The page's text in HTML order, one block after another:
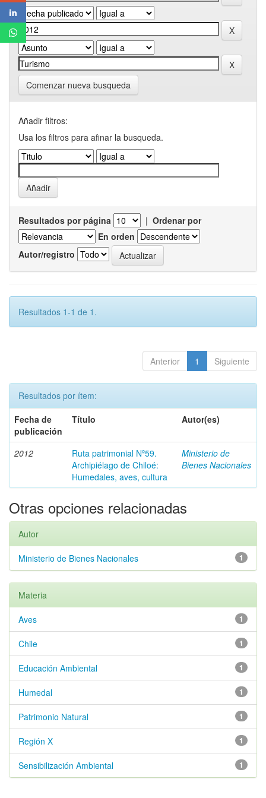
Comenzar nueva busqueda
Añadir filtros:
Usa los filtros para afinar la busqueda.
Resultados por página | Ordenar por
En orden
Autor/registro
Resultados 1-1 de 1.
Anterior 1 Siguiente
Resultados por ítem:
Fecha de
publicación
Título Autor(es)
2012
Ruta patrimonial Nº59.
Archipiélago de Chiloé:
Humedales, aves, cultura
Ministerio de
Bienes Nacionales
Otras opciones relacionadas
Autor
1
Ministerio de Bienes Nacionales
Materia
1
Aves
1
Chile
1
Educación Ambiental
1
Humedal
1
Patrimonio Natural
1
Región X
1
Sensibilización Ambiental